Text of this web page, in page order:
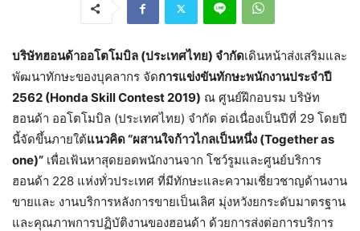
บริษัทฮอนด้าออโตโมบิล (ประเทศไทย) จำกัดเดินหน้าส่งเสริมและ
พัฒนาทักษะของบุคลากร จัดการแข่งขันทักษะพนักงานประจำปี
2562 (Honda Skill Contest 2019) ณ ศูนย์ฝึกอบรม บริษัท
ฮอนด้า ออโตโมบิล (ประเทศไทย) จำกัด ต่อเนื่องเป็นปีที่ 29 โดยปี
นี้จัดขึ้นภายใต้แนวคิด “ผสานใจก้าวไกลเป็นหนึ่ง (Together as
one)” เพื่อเฟ้นหาสุดยอดพนักงานจาก โชว์รูมและศูนย์บริการ
ฮอนด้า 228 แห่งทั่วประเทศ ที่มีทักษะและความเชี่ยวชาญด้านงาน
ขายและ งานบริการหลังการขายเป็นเลิศ มุ่งหวังยกระดับมาตรฐาน
และคุณภาพการปฏิบัติงานของฮอนด้า ด้วยการส่งต่อการบริการ